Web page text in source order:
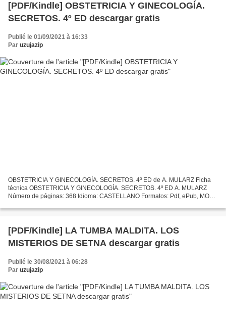
[PDF/Kindle] OBSTETRICIA Y GINECOLOGÍA.
SECRETOS. 4º ED descargar gratis
Publié le 01/09/2021 à 16:33
Par uzujazip
OBSTETRICIA Y GINECOLOGÍA. SECRETOS. 4º ED de A. MULARZ Ficha
técnica OBSTETRICIA Y GINECOLOGÍA. SECRETOS. 4º ED A. MULARZ
Número de páginas: 368 Idioma: CASTELLANO Formatos: Pdf, ePub, MOBI,
[PDF/Kindle] LA TUMBA MALDITA. LOS
MISTERIOS DE SETNA descargar gratis
Publié le 30/08/2021 à 06:28
Par uzujazip